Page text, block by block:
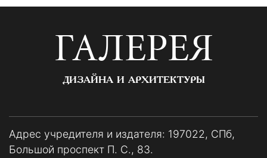
ГАЛЕРЕЯ
ДИЗАЙНА И АРХИТЕКТУРЫ
Адрес учредителя и издателя: 197022, СПб,
Большой проспект П. С., 83.